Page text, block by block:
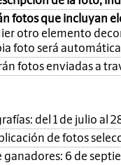
fotos que incluyan
otro elemento
foto será
fotos enviadas a
del 1 de julio al
de fotos
ganadores: 6 de